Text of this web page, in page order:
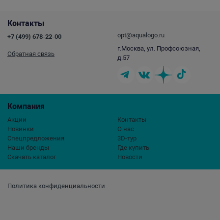
Политика конфиденциальности
Компания
Акции
Новинки
Спецпредложения
Наши бренды
Скачать каталог
Контакты
О нас
3D-тур
Где купить
Новости
Контакты
+7 (499) 678-22-00
Обратная связь
opt@aqualogo.ru
г.Москва, ул. Профсоюзная,
д.57